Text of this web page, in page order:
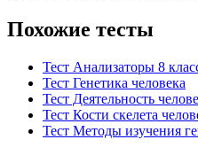
Похожие тесты
Тест Анализаторы 8
Тест Генетика человека
Тест Деятельность
Тест Кости скелета
Тест Методы изучения